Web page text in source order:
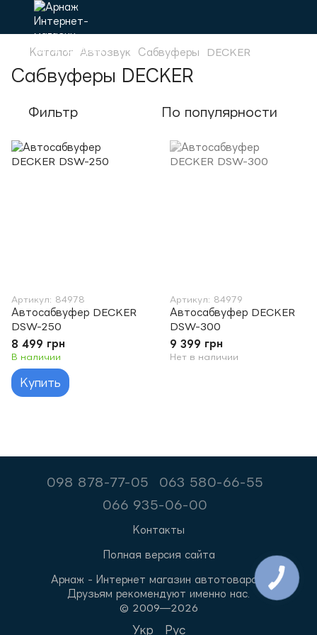
Каталог Автозвук Сабвуферы DECKER
Сабвуферы DECKER
Фильтр По популярности
Артикул: 84978
Автосабвуфер DECKER
DSW-250
8 499 грн
В наличии
Купить
Артикул: 84979
Автосабвуфер DECKER
DSW-300
9 399 грн
Нет в наличии
098 878-77-05
063 580-66-55
066 935-06-00
Контакты
Полная версия сайта
Арнаж - Интернет магазин автотоваров.
Друзьям рекомендуют именно нас.
© 2009—2026
Укр Рус